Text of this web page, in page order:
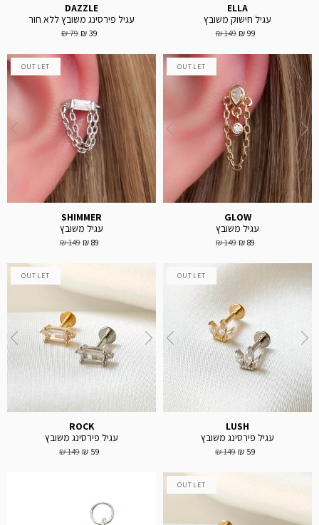
ELLA
עגיל חישוק משובץ
99 ₪
149 ₪
DAZZLE
עגיל פירסינג משובץ ללא חור
39 ₪
79 ₪
OUTLET
GLOW
עגיל משובץ
89 ₪
149 ₪
OUTLET
SHIMMER
עגיל משובץ
89 ₪
149 ₪
OUTLET
LUSH
עגיל פירסינג משובץ
59 ₪
149 ₪
OUTLET
ROCK
עגיל פירסינג משובץ
59 ₪
149 ₪
OUTLET